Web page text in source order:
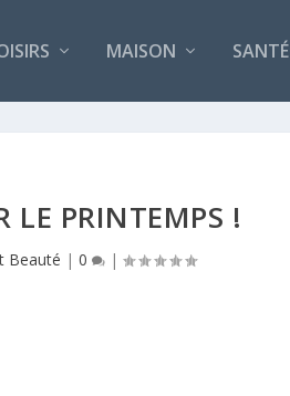
MAISON SANTÉ
LE PRINTEMPS !
Beauté |0 |